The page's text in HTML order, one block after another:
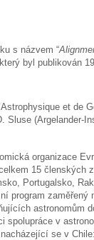
s názvem “
byl publikován
et de
Sluse (Argelander-
organizace
15 členských
Portugalsko,
program
astronomům
spolupráce v
se v